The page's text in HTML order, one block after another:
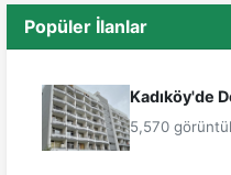
Popüler İlanlar
Kadıköy'de
5,570